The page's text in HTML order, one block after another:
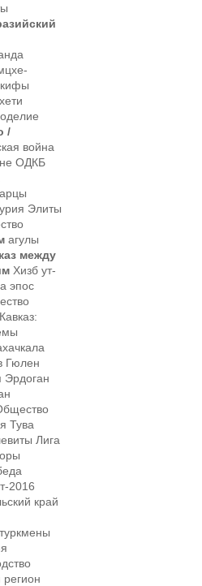
/
война
ОДКБ
Элиты
агулы
между
Хизб ут-
эпос
Гюлен
Эрдоган
Тува
Лига
2016
край
туркмены